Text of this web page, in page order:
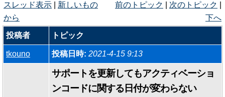
スレッド表示
新しいもの
から
前のトピック 次のトピック
下へ
投稿者 トピック
tkouno 投稿日時: 2021-4-15 9:13
サポートを更新してもアクティベーショ
ンコードに関する日付が変わらない